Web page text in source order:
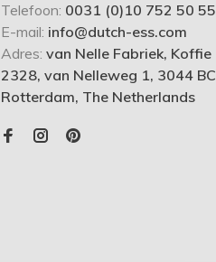
Telefoon: 0031 (0)10 752 50 55
E-mail: info@dutch-ess.com
Adres: van Nelle Fabriek, Koffie
2328, van Nelleweg 1, 3044 BC
Rotterdam, The Netherlands